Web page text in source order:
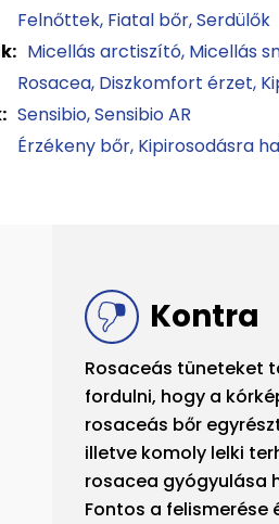
Felnőttek Fiatal bőr Serdülők
Micellás arctiszító Micellás
Rosacea Diszkomfort érzet
Sensibio Sensibio AR
Érzékeny bőr Kipirosodásra
Kontra
Rosaceás tüneteket
fordulni, hogy a
rosaceás bőr
illetve komoly lelki
rosacea gyógyulása
Fontos a felismerése